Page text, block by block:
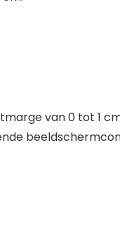
van 0 tot 1